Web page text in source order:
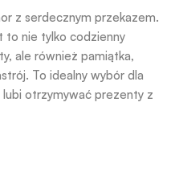
z serdecznym przekazem.
to nie tylko codzienny
ale również pamiątka,
To idealny wybór dla
otrzymywać prezenty z